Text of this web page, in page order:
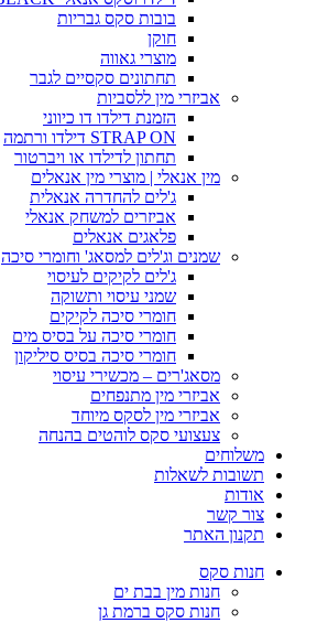
בובות סקס גבריות
חוקן
מוצרי גאווה
תחתונים סקסיים לגבר
אביזרי מין ללסביות
הזמנת דילדו דו כיווני
STRAP ON דילדו ורתמה
תחתון לדילדו או ויברטור
מין אנאלי | מוצרי מין אנאלים
ג'לים להחדרה אנאלית
אביזרים למשחק אנאלי
פלאגים אנאלים
שמנים וג'לים למסאג' וחומרי סיכה
ג'לים לקיקים לעיסוי
שמני עיסוי ותשוקה
חומרי סיכה לקיקים
חומרי סיכה על בסיס מים
חומרי סיכה בסיס סיליקון
מסאג'רים – מכשירי עיסוי
אביזרי מין מתנפחים
אביזרי מין לסקס מיוחד
צעצועי סקס לוהטים בהנחה
משלוחים
תשובות לשאלות
אודות
צור קשר
תקנון האתר
חנות סקס
חנות מין בבת ים
חנות סקס ברמת גן